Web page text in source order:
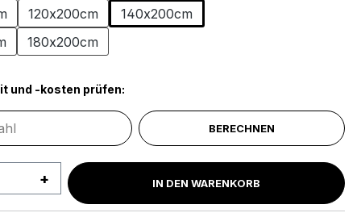
120x200cm
140x200cm
180x200cm
und -kosten prüfen:
BERECHNEN
Anzahl: Gib den gewünschten Wert
IN DEN WARENKORB